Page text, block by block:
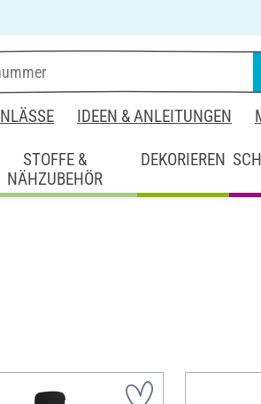
IDEEN & ANLEITUNGEN
STOFFE &
NÄHZUBEHÖR
DEKORIEREN